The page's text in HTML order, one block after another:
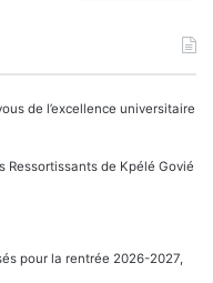
de l’excellence universitaire
Ressortissants de Kpélé Govié
pour la rentrée 2026-2027,